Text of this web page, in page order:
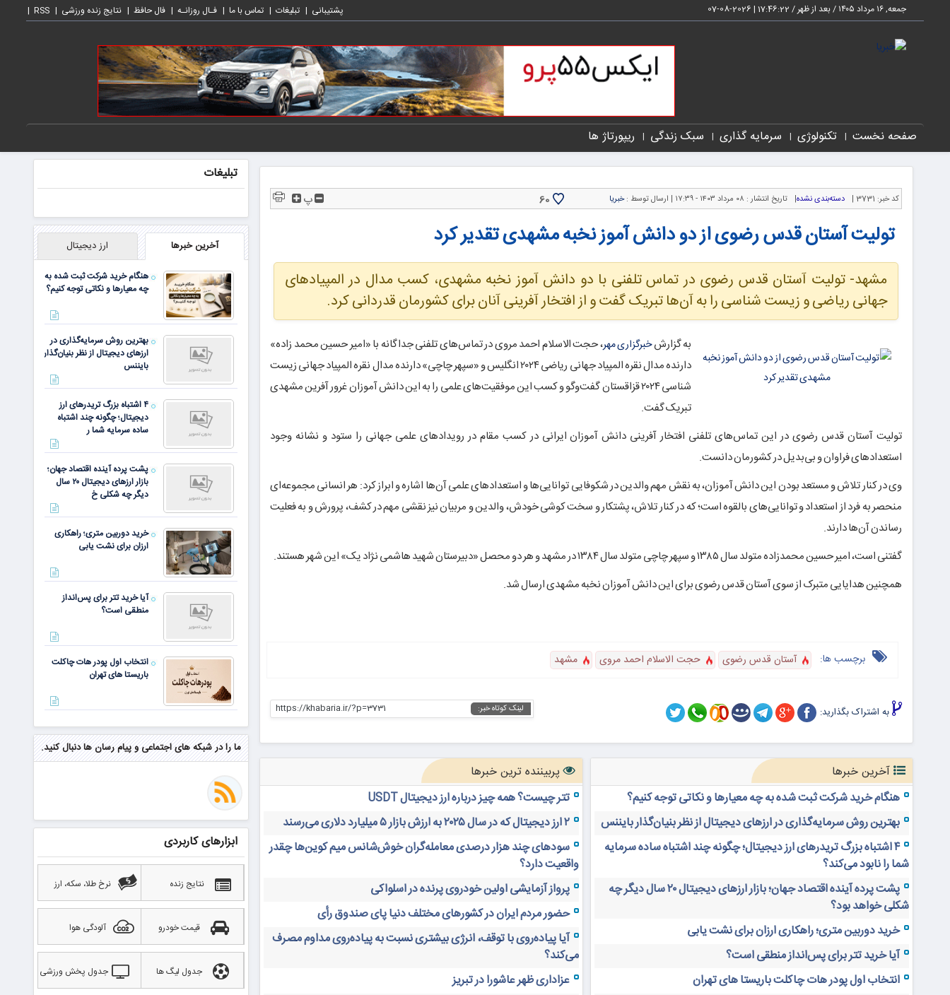
جمعه, ۱۶ مرداد ۱۴۰۵ / بعد از ظهر / 17:46:22
|
2026-08-07 پشتیبانی تبلیغات تماس با ما فـال روزانـه فال حافظ نتایج زنده ورزشی RSS
صفحه نخست تکنولوژی سرمایه گذاری سبک زندگی ریپورتاژ ها
کد خبر: 3731 | دسته‌بندی نشده| تاریخ انتشار : ۰۸ مرداد ۱۴۰۳ - ۱۷:۳۹ | ارسال توسط :خبریا 60 پ
تولیت آستان قدس رضوی از دو دانش آموز نخبه مشهدی تقدیر کرد
مشهد- تولیت آستان قدس رضوی در تماس تلفنی با دو دانش آموز نخبه مشهدی، کسب مدال در المپیادهای
جهانی ریاضی و زیست شناسی را به آن‌ها تبریک گفت و از افتخار آفرینی آنان برای کشورمان قدردانی کرد.
به گزارشخبرگزاری مهر، حجت الاسلام احمد مروی در تماس‌های تلفنی جداگانه با «امیر حسین محمد زاده»
دارنده مدال نقره المپیاد جهانی ریاضی ۲۰۲۴ انگلیس و «سپهر
چاچی» دارنده مدال نقره المپیاد جهانی زیست
شناسی ۲۰۲۴ قزاقستان گفت‌وگو و کسب این موفقیت‌های علمی را به این دانش آموزان غرور آفرین مشهدی
تبریک گفت.
تولیت آستان قدس رضوی در این تماس‌های تلفنی افتخار آفرینی دانش آموزان ایرانی در کسب مقام در رویدادهای علمی جهانی را ستود و نشانه وجود
استعدادهای فراوان و بی‌بدیل در کشورمان دانست.
وی در کنار تلاش و مستعد بودن این دانش آموزان، به نقش مهم والدین در شکوفایی توانایی‌ها و استعدادهای علمی آن‌ها اشاره و ابراز کرد: هر انسانی مجموعه‌ای
منحصر به فرد از استعداد و توانایی‌های بالقوه است؛ که در کنار تلاش، پشتکار و سختکوشیخودش، والدین و مربیان نیز نقشی مهم در کشف، پرورش و به فعلیت
رساندن آن‌ها دارند.
گفتنی است، امیر حسین محمدزاده متولد سال ۱۳۸۵ و سپهر
چاچیمتولد سال ۱۳۸۴ در مشهد و هر دو محصل «دبیرستان شهید هاشمی نژاد یک» این شهر هستند.
همچنین هدایایی متبرک از سوی آستان قدس رضوی برای این دانش آموزان نخبه مشهدی ارسال شد.
برچسب ها: آستان قدس رضوی حجت الاسلام احمد مروی مشهد
به اشتراک بگذارید: لینک کوتاه خبر: https://khabaria.ir/?p=3731
آخرین خبرها
هنگام خرید شرکت ثبت شده به چه معیارها و نکاتی توجه کنیم؟
بهترین روش سرمایه‌گذاری در ارزهای دیجیتال از نظر بنیان‌گذار بایننس
۴ اشتباه بزرگ تریدرهای ارز دیجیتال؛ چگونه چند اشتباه ساده سرمایه
شما را نابود می‌کند؟
پشت پرده آینده اقتصاد جهان؛ بازار ارزهای دیجیتال ۲۰ سال دیگر چه
شکلی خواهد بود؟
خرید دوربین متری؛ راهکاری ارزان برای نشت یابی
آیا خرید تتر برای پس‌انداز منطقی است؟
انتخاب اول پودر هات چاکلت باریستا های تهران
پربیننده ترین خبرها
تتر چیست؟ همه چیز درباره ارز دیجیتال USDT
۲ ارز دیجیتال که در سال ۲۰۲۵ به ارزش بازار ۵ میلیارد دلاری می‌رسند
سودهای چند هزار درصدی معامله‌گران خوش‌شانس میم کوین‌ها چقدر
واقعیت دارد؟
پرواز آزمایشی اولین خودروی پرنده در اسلواکی
حضور مردم ایران در کشورهای مختلف دنیا پای صندوق رأی
آیا پیاده‌روی با توقف، انرژی بیشتری نسبت به پیاده‌روی مداوم مصرف
می‌کند؟
عزاداری ظهر عاشورا در تبریز
تبلیغات
آخرین خبرها ارز دیجیتال
هنگام خرید شرکت ثبت شده به
چه معیارها و نکاتی توجه کنیم؟
بهترین روش سرمایه‌گذاری در
ارزهای دیجیتال از نظر بنیان‌گذار
بایننس
۴ اشتباه بزرگ تریدرهای ارز
دیجیتال؛ چگونه چند اشتباه
ساده سرمایه شما ر
پشت پرده آینده اقتصاد جهان؛
بازار ارزهای دیجیتال ۲۰ سال
دیگر چه شکلی خ
خرید دوربین متری؛ راهکاری
ارزان برای نشت یابی
آیا خرید تتر برای پس‌انداز
منطقی است؟
انتخاب اول پودر هات چاکلت
باریستا های تهران
مهم‌ترین مهارت برای موفقیت از
نگاه وارن بافت و جف بزوس
منتظر سقوط قی
بهترین صرافی ارز دیجیتال
خارجی بدون تحریم را بشناسید؛
آپدیت ۲۰۲۶
ما را در شبکه های اجتماعی و پیام رسان ها دنبال کنید.
ابزارهای کاربردی
نتایج زنده نرخ طلا، سکه، ارز
قیمت خودرو آلودگی هوا
جدول لیگ ها جدول پخش ورزشی